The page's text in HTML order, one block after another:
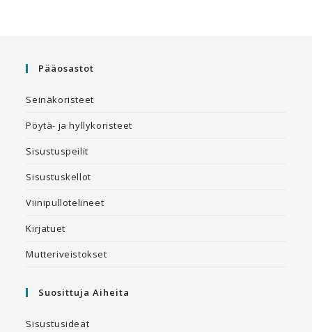
Pääosastot
Seinäkoristeet
Pöytä- ja hyllykoristeet
Sisustuspeilit
Sisustuskellot
Viinipullotelineet
Kirjatuet
Mutteriveistokset
Suosittuja Aiheita
Sisustusideat